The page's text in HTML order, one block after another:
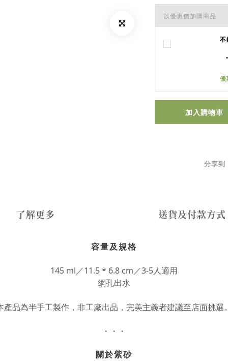
以優惠價加購商品
不
加入購物車
分享到
了解更多 送貨及付款方式
容量及規格
145 ml／11.5 * 6.8 cm／3-5人適用
網孔出水
產品為半手工製作，非工廠出品，完美主義者建議至店面挑選
・・・
關於紫砂